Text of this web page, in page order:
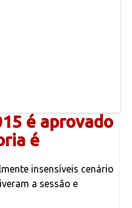
é aprovado
é
insensíveis cenário
a sessão e